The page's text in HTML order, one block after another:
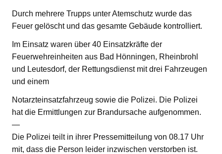
Durch mehrere Trupps unter Atemschutz wurde das
Feuer gelöscht und das gesamte Gebäude kontrolliert.
Im Einsatz waren über 40 Einsatzkräfte der
Feuerwehreinheiten aus Bad Hönningen, Rheinbrohl
und Leutesdorf, der Rettungsdienst mit drei Fahrzeugen
und einem
Notarzteinsatzfahrzeug sowie die Polizei. Die Polizei
hat die Ermittlungen zur Brandursache aufgenommen.
—
Die Polizei teilt in ihrer Pressemitteilung von 08.17 Uhr
mit, dass die Person leider inzwischen verstorben ist.